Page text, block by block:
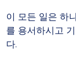
이 모든 일은 하
를 용서하시고
다.